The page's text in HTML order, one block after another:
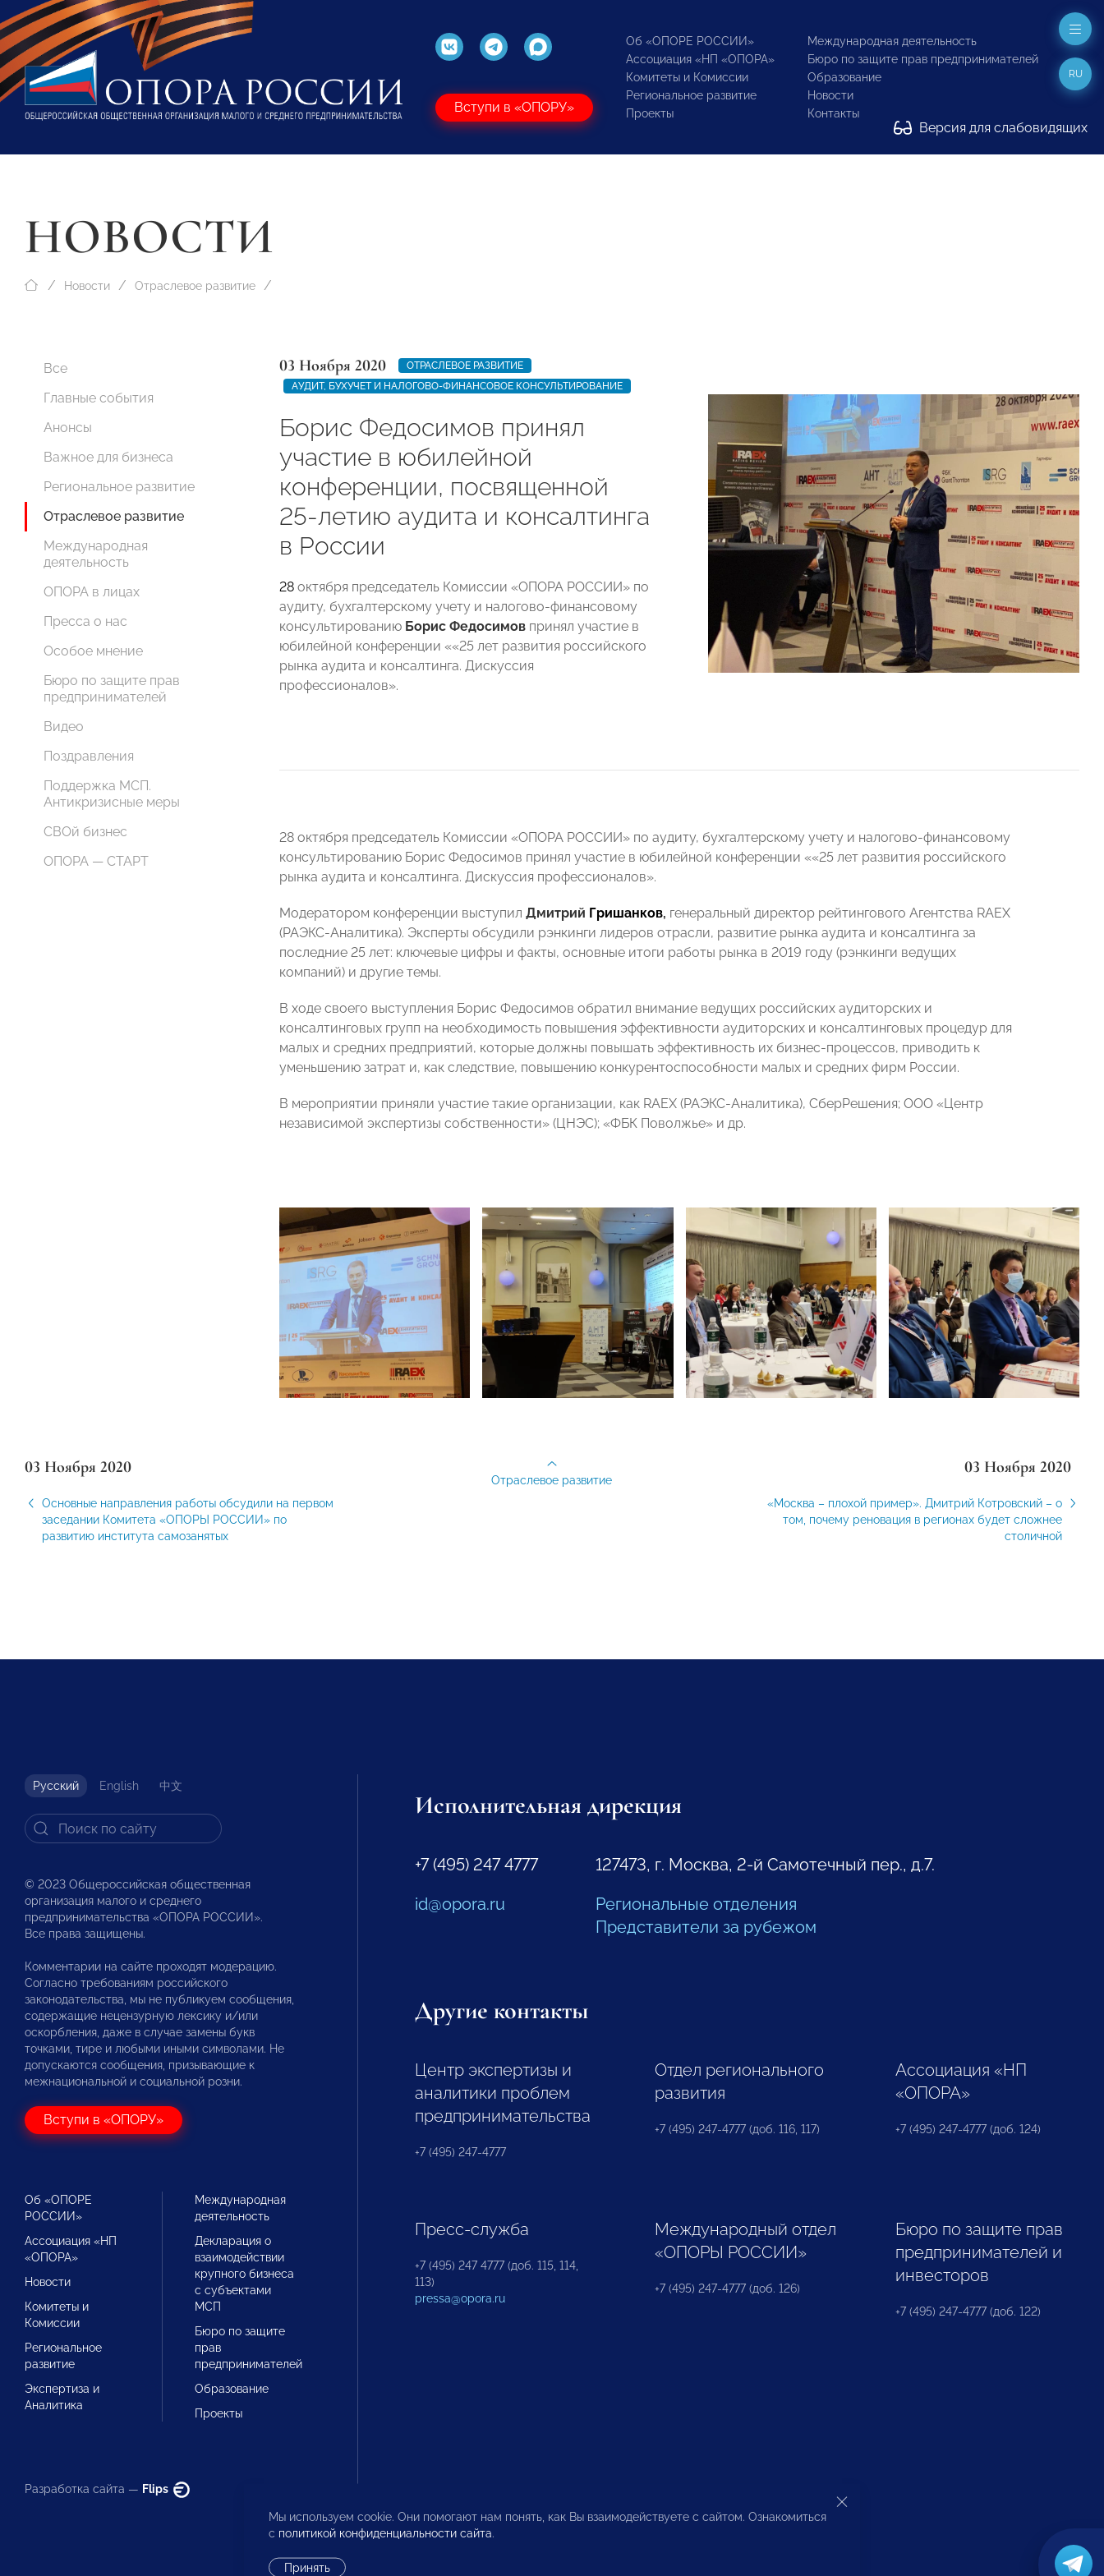
Вступи в «ОПОРУ»
Об «ОПОРЕ РОССИИ»
Ассоциация «НП «ОПОРА»
Комитеты и Комиссии
Региональное развитие
Проекты
Международная деятельность
Бюро по защите прав предпринимателей
Образование
Новости
Контакты
Версия для слабовидящих
RU
НОВОСТИ
Новости Отраслевое развитие
Все
Главные события
Анонсы
Важное для бизнеса
Региональное развитие
Отраслевое развитие
Международная
деятельность
ОПОРА в лицах
Пресса о нас
Особое мнение
Бюро по защите прав
предпринимателей
Видео
Поздравления
Поддержка МСП.
Антикризисные меры
СВОй бизнес
ОПОРА — СТАРТ
03 Ноября 2020
ОТРАСЛЕВОЕ РАЗВИТИЕ
АУДИТ, БУХУЧЕТ И НАЛОГОВО-ФИНАНСОВОЕ КОНСУЛЬТИРОВАНИЕ
Борис Федосимов принял
участие в юбилейной
конференции, посвященной
25-летию аудита и консалтинга
в России
28 октября председатель Комиссии «ОПОРА РОССИИ» по
аудиту, бухгалтерскому учету и налогово-финансовому
консультированию Борис Федосимов принял участие в
юбилейной конференции ««25 лет развития российского
рынка аудита и консалтинга. Дискуссия
профессионалов».
28 октября председатель Комиссии «ОПОРА РОССИИ» по аудиту, бухгалтерскому учету и налогово-финансовому
консультированию Борис Федосимов принял участие в юбилейной конференции ««25 лет развития российского
рынка аудита и консалтинга. Дискуссия профессионалов».
Модератором конференции выступил Дмитрий Гришанков, генеральный директор рейтингового Агентства RAEX
(РАЭКС-Аналитика). Эксперты обсудили рэнкинги лидеров отрасли, развитие рынка аудита и консалтинга за
последние 25 лет: ключевые цифры и факты, основные итоги работы рынка в 2019 году (рэнкинги ведущих
компаний) и другие темы.
В ходе своего выступления Борис Федосимов обратил внимание ведущих российских аудиторских и
консалтинговых групп на необходимость повышения эффективности аудиторских и консалтинговых процедур для
малых и средних предприятий, которые должны повышать эффективность их бизнес-процессов, приводить к
уменьшению затрат и, как следствие, повышению конкурентоспособности малых и средних фирм России.
В мероприятии приняли участие такие организации, как RAEX (РАЭКС-Аналитика), СберРешения; ООО «Центр
независимой экспертизы собственности» (ЦНЭС); «ФБК Поволжье» и др.
03 Ноября 2020
Основные направления работы обсудили на первом
заседании Комитета «ОПОРЫ РОССИИ» по
развитию института самозанятых
03 Ноября 2020
«Москва – плохой пример». Дмитрий Котровский – о
том, почему реновация в регионах будет сложнее
столичной
Отраслевое развитие
Русский English 中文
© 2023 Общероссийская общественная
организация малого и среднего
предпринимательства «ОПОРА РОССИИ».
Все права защищены.
Комментарии на сайте проходят модерацию.
Согласно требованиям российского
законодательства, мы не публикуем сообщения,
содержащие нецензурную лексику и/или
оскорбления, даже в случае замены букв
точками, тире и любыми иными символами. Не
допускаются сообщения, призывающие к
межнациональной и социальной розни.
Вступи в «ОПОРУ»
Об «ОПОРЕ
РОССИИ»
Ассоциация «НП
«ОПОРА»
Новости
Комитеты и
Комиссии
Региональное
развитие
Экспертиза и
Аналитика
Международная
деятельность
Декларация о
взаимодействии
крупного бизнеса
с субъектами
МСП
Бюро по защите
прав
предпринимателей
Образование
Проекты
Разработка сайта — Flips
Исполнительная дирекция
+7 (495) 247 4777
id@opora.ru
127473, г. Москва, 2-й Самотечный пер., д.7.
Региональные отделения
Представители за рубежом
Другие контакты
Центр экспертизы и
аналитики проблем
предпринимательства
+7 (495) 247-4777
Отдел регионального
развития
+7 (495) 247-4777 (доб. 116, 117)
Ассоциация «НП
«ОПОРА»
+7 (495) 247-4777 (доб. 124)
Пресс-служба
+7 (495) 247 4777 (доб. 115, 114,
113)
pressa@opora.ru
Международный отдел
«ОПОРЫ РОССИИ»
+7 (495) 247-4777 (доб. 126)
Бюро по защите прав
предпринимателей и
инвесторов
+7 (495) 247-4777 (доб. 122)
Мы используем cookie. Они помогают нам понять, как Вы взаимодействуете с сайтом. Ознакомиться
с политикой конфиденциальности сайта.
Принять